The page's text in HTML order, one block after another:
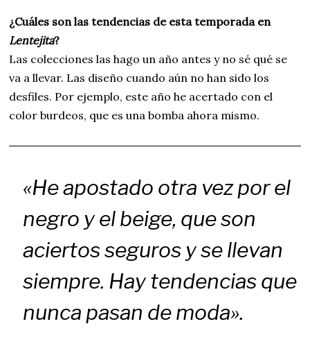
¿Cuáles son las tendencias de esta temporada en
Lentejita?
Las colecciones las hago un año antes y no sé qué se
va a llevar. Las diseño cuando aún no han sido los
desfiles. Por ejemplo, este año he acertado con el
color burdeos, que es una bomba ahora mismo.
«He apostado otra vez por el
negro y el beige, que son
aciertos seguros y se llevan
siempre. Hay tendencias que
nunca pasan de moda».